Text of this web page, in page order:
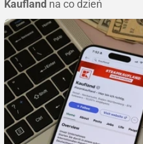
Kaufland na co dzień